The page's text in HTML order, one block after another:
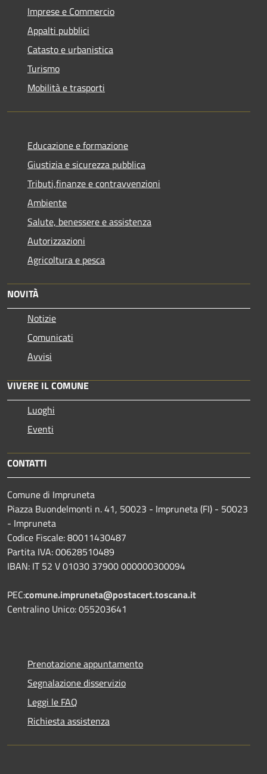
Imprese e Commercio
Appalti pubblici
Catasto e urbanistica
Turismo
Mobilità e trasporti
Educazione e formazione
Giustizia e sicurezza pubblica
Tributi,finanze e contravvenzioni
Ambiente
Salute, benessere e assistenza
Autorizzazioni
Agricoltura e pesca
NOVITÀ
Notizie
Comunicati
Avvisi
VIVERE IL COMUNE
Luoghi
Eventi
CONTATTI
Comune di Impruneta
Piazza Buondelmonti n. 41, 50023 - Impruneta (FI) - 50023
- Impruneta
Codice Fiscale: 80011430487
Partita IVA: 00628510489
IBAN: IT 52 V 01030 37900 000000300094
PEC:comune.impruneta@postacert.toscana.it
Centralino Unico: 055203641
Prenotazione appuntamento
Segnalazione disservizio
Leggi le FAQ
Richiesta assistenza